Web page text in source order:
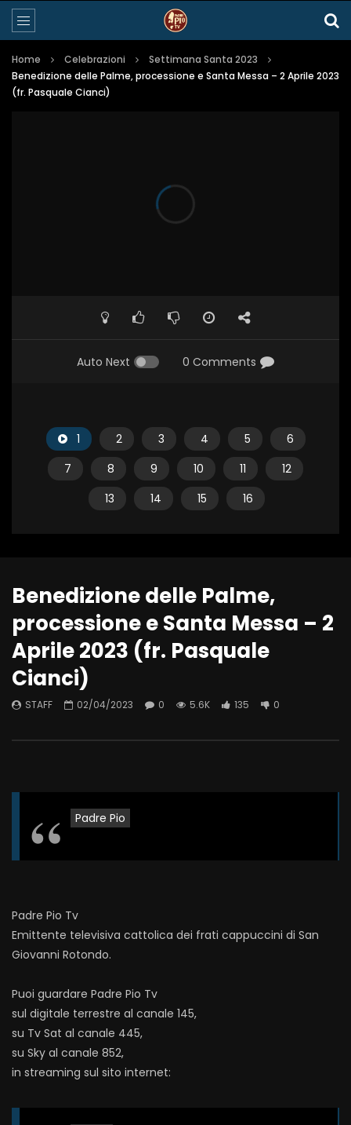
Home Celebrazioni
Settimana Santa 2023
Benedizione delle Palme, processione e Santa Messa – 2 Aprile 2023
(fr. Pasquale Cianci)
Auto Next 0 Comments
1 2 3 4 5
6
7
8 9 10 11
12
13
14 15 16
Benedizione delle Palme,
processione e Santa Messa – 2
Aprile 2023 (fr. Pasquale
Cianci)
STAFF 02/04/2023 0 5.6K 135 0
Padre Pio
Padre Pio Tv
Emittente televisiva cattolica dei frati cappuccini di San
Giovanni Rotondo.
Puoi guardare Padre Pio Tv
sul digitale terrestre al canale 145,
su Tv Sat al canale 445,
su Sky al canale 852,
in streaming sul sito internet: